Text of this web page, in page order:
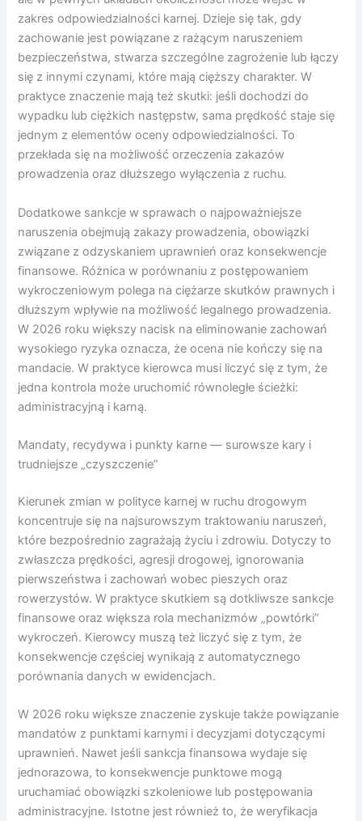
zakres odpowiedzialności karnej. Dzieje się tak, gdy
zachowanie jest powiązane z rażącym naruszeniem
bezpieczeństwa, stwarza szczególne zagrożenie lub łączy
się z innymi czynami, które mają cięższy charakter. W
praktyce znaczenie mają też skutki: jeśli dochodzi do
wypadku lub ciężkich następstw, sama prędkość staje się
jednym z elementów oceny odpowiedzialności. To
przekłada się na możliwość orzeczenia zakazów
prowadzenia oraz dłuższego wyłączenia z ruchu.
Dodatkowe sankcje w sprawach o najpoważniejsze
naruszenia obejmują zakazy prowadzenia, obowiązki
związane z odzyskaniem uprawnień oraz konsekwencje
finansowe. Różnica w porównaniu z postępowaniem
wykroczeniowym polega na ciężarze skutków prawnych i
dłuższym wpływie na możliwość legalnego prowadzenia.
W 2026 roku większy nacisk na eliminowanie zachowań
wysokiego ryzyka oznacza, że ocena nie kończy się na
mandacie. W praktyce kierowca musi liczyć się z tym, że
jedna kontrola może uruchomić równoległe ścieżki:
administracyjną i karną.
Mandaty, recydywa i punkty karne — surowsze kary i
trudniejsze „czyszczenie”
Kierunek zmian w polityce karnej w ruchu drogowym
koncentruje się na najsurowszym traktowaniu naruszeń,
które bezpośrednio zagrażają życiu i zdrowiu. Dotyczy to
zwłaszcza prędkości, agresji drogowej, ignorowania
pierwszeństwa i zachowań wobec pieszych oraz
rowerzystów. W praktyce skutkiem są dotkliwsze sankcje
finansowe oraz większa rola mechanizmów „powtórki”
wykroczeń. Kierowcy muszą też liczyć się z tym, że
konsekwencje częściej wynikają z automatycznego
porównania danych w ewidencjach.
W 2026 roku większe znaczenie zyskuje także powiązanie
mandatów z punktami karnymi i decyzjami dotyczącymi
uprawnień. Nawet jeśli sankcja finansowa wydaje się
jednorazowa, to konsekwencje punktowe mogą
uruchamiać obowiązki szkoleniowe lub postępowania
administracyjne. Istotne jest również to, że weryfikacja